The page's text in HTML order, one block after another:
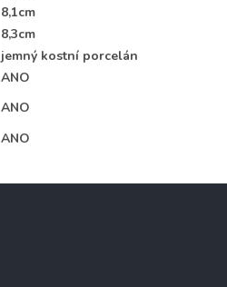
8,1cm
8,3cm
jemný kostní porcelán
ANO
ANO
ANO